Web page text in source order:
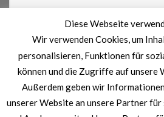
Indem Du fortfährst, akzeptierst Du
Datenschutzerklärung.
Diese Webseite
Wir verwenden Cookies, um
personalisieren, Funktionen für
können und die Zugriffe auf unsere
Außerdem geben wir
unserer Website an unsere Partner